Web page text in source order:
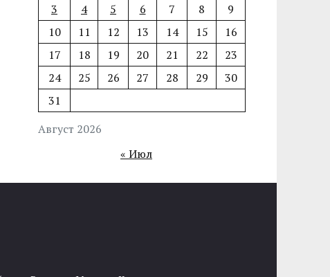
Август 2026
3
4 5 6 7 8
9
10
11 12 13 14 15
16
17
18 19 20 21 22
23
24
25 26 27 28 29
30
31
« Июл